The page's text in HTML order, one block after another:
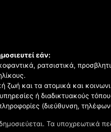
Τα υποχρεωτικά
εάν:
ρατσιστικά,
ζωή και τα ατομικά και
ή διαδικτυακούς
(διεύθυνση,